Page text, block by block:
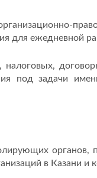
для ежедневной
под задачи
в Казани